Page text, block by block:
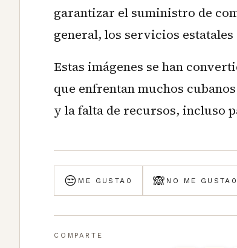
garantizar el suministro de
general, los servicios
Estas imágenes se han
que enfrentan muchos
y la falta de recursos, incluso
😒 ME GUSTA 0 🙈 NO ME GUSTA 0
COMPARTE